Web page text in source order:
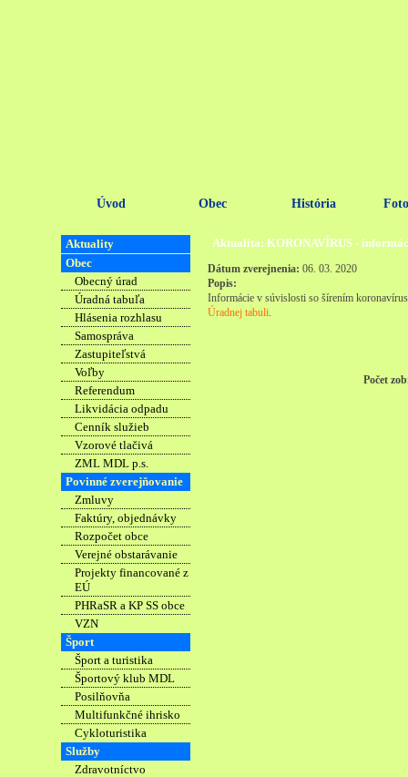
Úvod Obec História
Aktuality
Obec
Obecný úrad
Úradná tabuľa
Hlásenia rozhlasu
Samospráva
Zastupiteľstvá
Voľby
Referendum
Likvidácia odpadu
Cenník služieb
Vzorové tlačivá
ZML MDL p.s.
Povinné zverejňovanie
Zmluvy
Faktúry, objednávky
Rozpočet obce
Verejné obstarávanie
Projekty financované z
EÚ
PHRaSR a KP SS obce
VZN
Šport
Šport a turistika
Športový klub MDL
Posilňovňa
Multifunkčné ihrisko
Cykloturistika
Služby
Zdravotníctvo
Aktualita: KORONAVÍRUS -
Dátum zverejnenia: 06. 03. 2020
Popis:
Informácie v súvislosti so šírením
Úradnej tabuli.
Počet